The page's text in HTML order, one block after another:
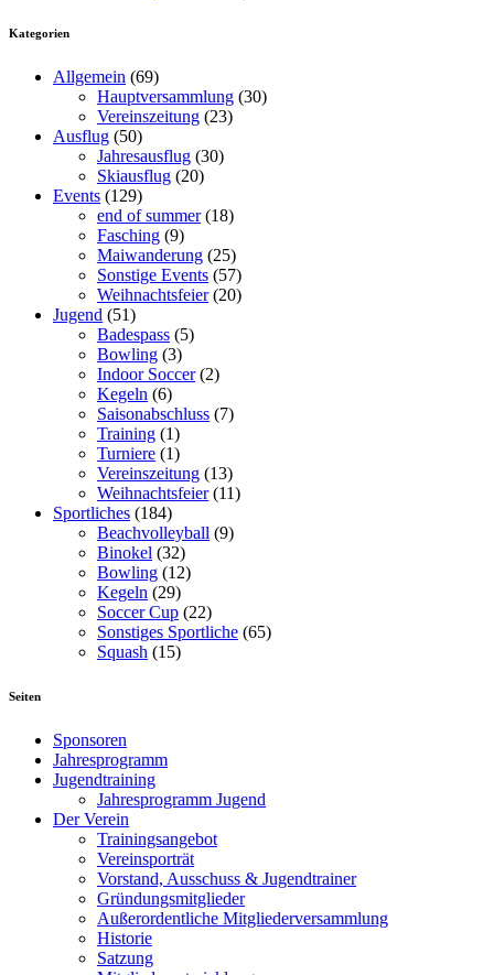
Kategorien
Allgemein (69)
Hauptversammlung (30)
Vereinszeitung (23)
Ausflug (50)
Jahresausflug (30)
Skiausflug (20)
Events (129)
end of summer(18)
Fasching (9)
Maiwanderung (25)
Sonstige Events (57)
Weihnachtsfeier(20)
Jugend (51)
Badespass (5)
Bowling (3)
Indoor Soccer(2)
Kegeln (6)
Saisonabschluss (7)
Training (1)
Turniere (1)
Vereinszeitung (13)
Weihnachtsfeier(11)
Sportliches (184)
Beachvolleyball (9)
Binokel (32)
Bowling (12)
Kegeln (29)
Soccer Cup (22)
Sonstiges Sportliche (65)
Squash (15)
Seiten
Sponsoren
Jahresprogramm
Jugendtraining
Jahresprogramm Jugend
Der Verein
Trainingsangebot
Vereinsporträt
Vorstand, Ausschuss & Jugendtrainer
Gründungsmitglieder
Außerordentliche Mitgliederversammlung
Historie
Satzung